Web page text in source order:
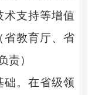
术支持等增值
省教育厅、省
责）
。 在省级领